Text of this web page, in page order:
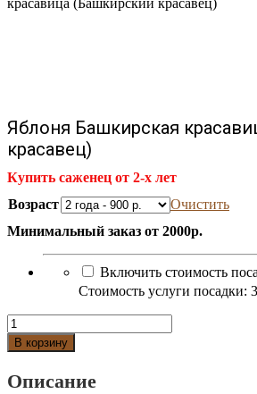
красавица (Башкирский красавец)
Яблоня Башкирская
красавец)
Купить саженец от 2-х лет
Возраст
Очистить
Минимальный заказ от 2000р.
Включить стоимость
Стоимость услуги посадки:
Количество
Яблоня
Башкирская
(Башкирский
В корзину
Описание